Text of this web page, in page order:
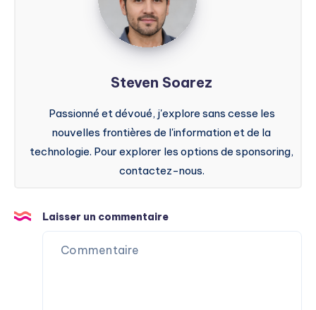
Steven Soarez
Passionné et dévoué, j'explore sans cesse les
nouvelles frontières de l'information et de la
technologie. Pour explorer les options de sponsoring,
contactez-nous.
Laisser un commentaire